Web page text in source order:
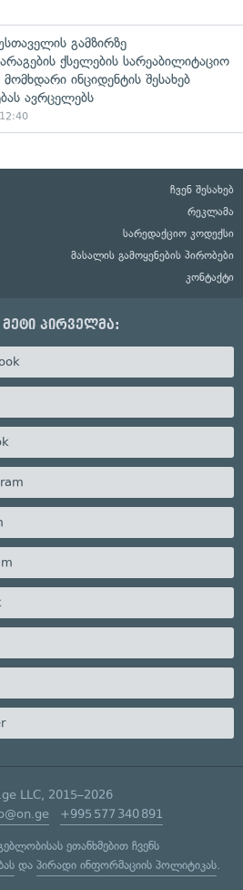
გამზირზე
ქსელების სარეაბილიტაციო
ინციდენტის შესახებ
ავრცელებს
ჩვენ შესახებ
რეკლამა
სარედაქციო კოდექსი
მასალის გამოყენების პირობები
კონტაქტი
მეტი პირველმა:
LLC, 2015–2026
+995 577 340 891
ეთანხმებით ჩვენს
და პირადი ინფორმაციის პოლიტიკას.